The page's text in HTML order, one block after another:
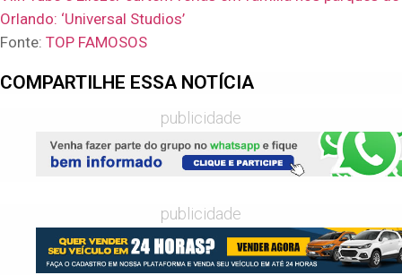
Orlando: ‘Universal Studios’
Fonte: TOP FAMOSOS
COMPARTILHE ESSA NOTÍCIA
publicidade
publicidade